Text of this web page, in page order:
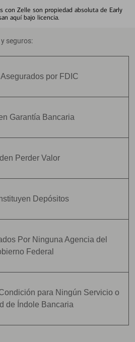
con Zelle son propiedad absoluta de Early
aquí bajo licencia.
seguros:
por FDIC
Garantía Bancaria
Perder Valor
Depósitos
Por Ninguna Agencia del
Federal
para Ningún Servicio o
de Índole Bancaria